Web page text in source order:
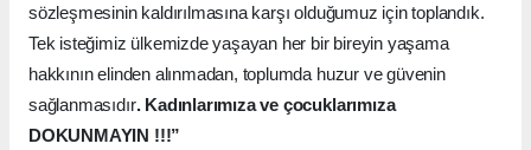
sözleşmesinin kaldırılmasına karşı olduğumuz için toplandık.
Tek isteğimiz ülkemizde yaşayan her bir bireyin yaşama
hakkının elinden alınmadan, toplumda huzur ve güvenin
sağlanmasıdır. Kadınlarımıza ve çocuklarımıza
DOKUNMAYIN !!!”